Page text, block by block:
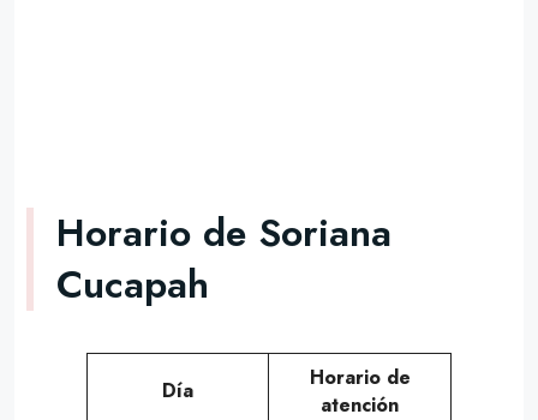
Horario de Soriana
Cucapah
Día
Horario de
atención